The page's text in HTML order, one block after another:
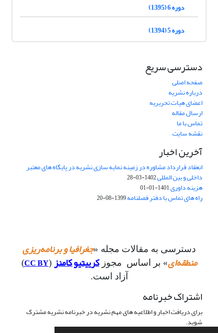
دوره 6 (1395)
دوره 5 (1394)
دسترسی سریع
صفحه اصلی
درباره نشریه
اعضای هیات تحریریه
ارسال مقاله
تماس با ما
نقشه سایت
آخرین اخبار
انعقاد قرارداد مشاوره در زمینه نمایه سازی نشریه در پایگاه های معتبر
داخلی و بین المللی1402-03-28
هزینه داوری1401-01-01
راه های تماس با دفتر فصلنامه1399-08-20
دسترسی به مقالات مجله «جغرافیا و برنامه‌ریزی
منطقه‌ای» بر اساس مجوزکرییتیو کامنز (
CC BY
)
آزاد است.
اشتراک خبرنامه
برای دریافت اخبار و اطلاعیه های مهم نشریه در خبرنامه نشریه مشترک
شوید.